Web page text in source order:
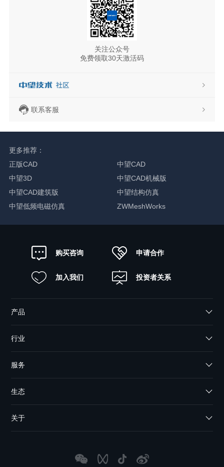
关注公众号
免费领取30天激活码
联系客服
更多推荐：
正版CAD
中望CAD
中望3D
中望CAD机械版
中望CAD建筑版
中望结构仿真
中望低频电磁仿真
ZWMeshWorks
购买咨询 申请合作
加入我们 投资者关系
产品
行业
服务
生态
关于